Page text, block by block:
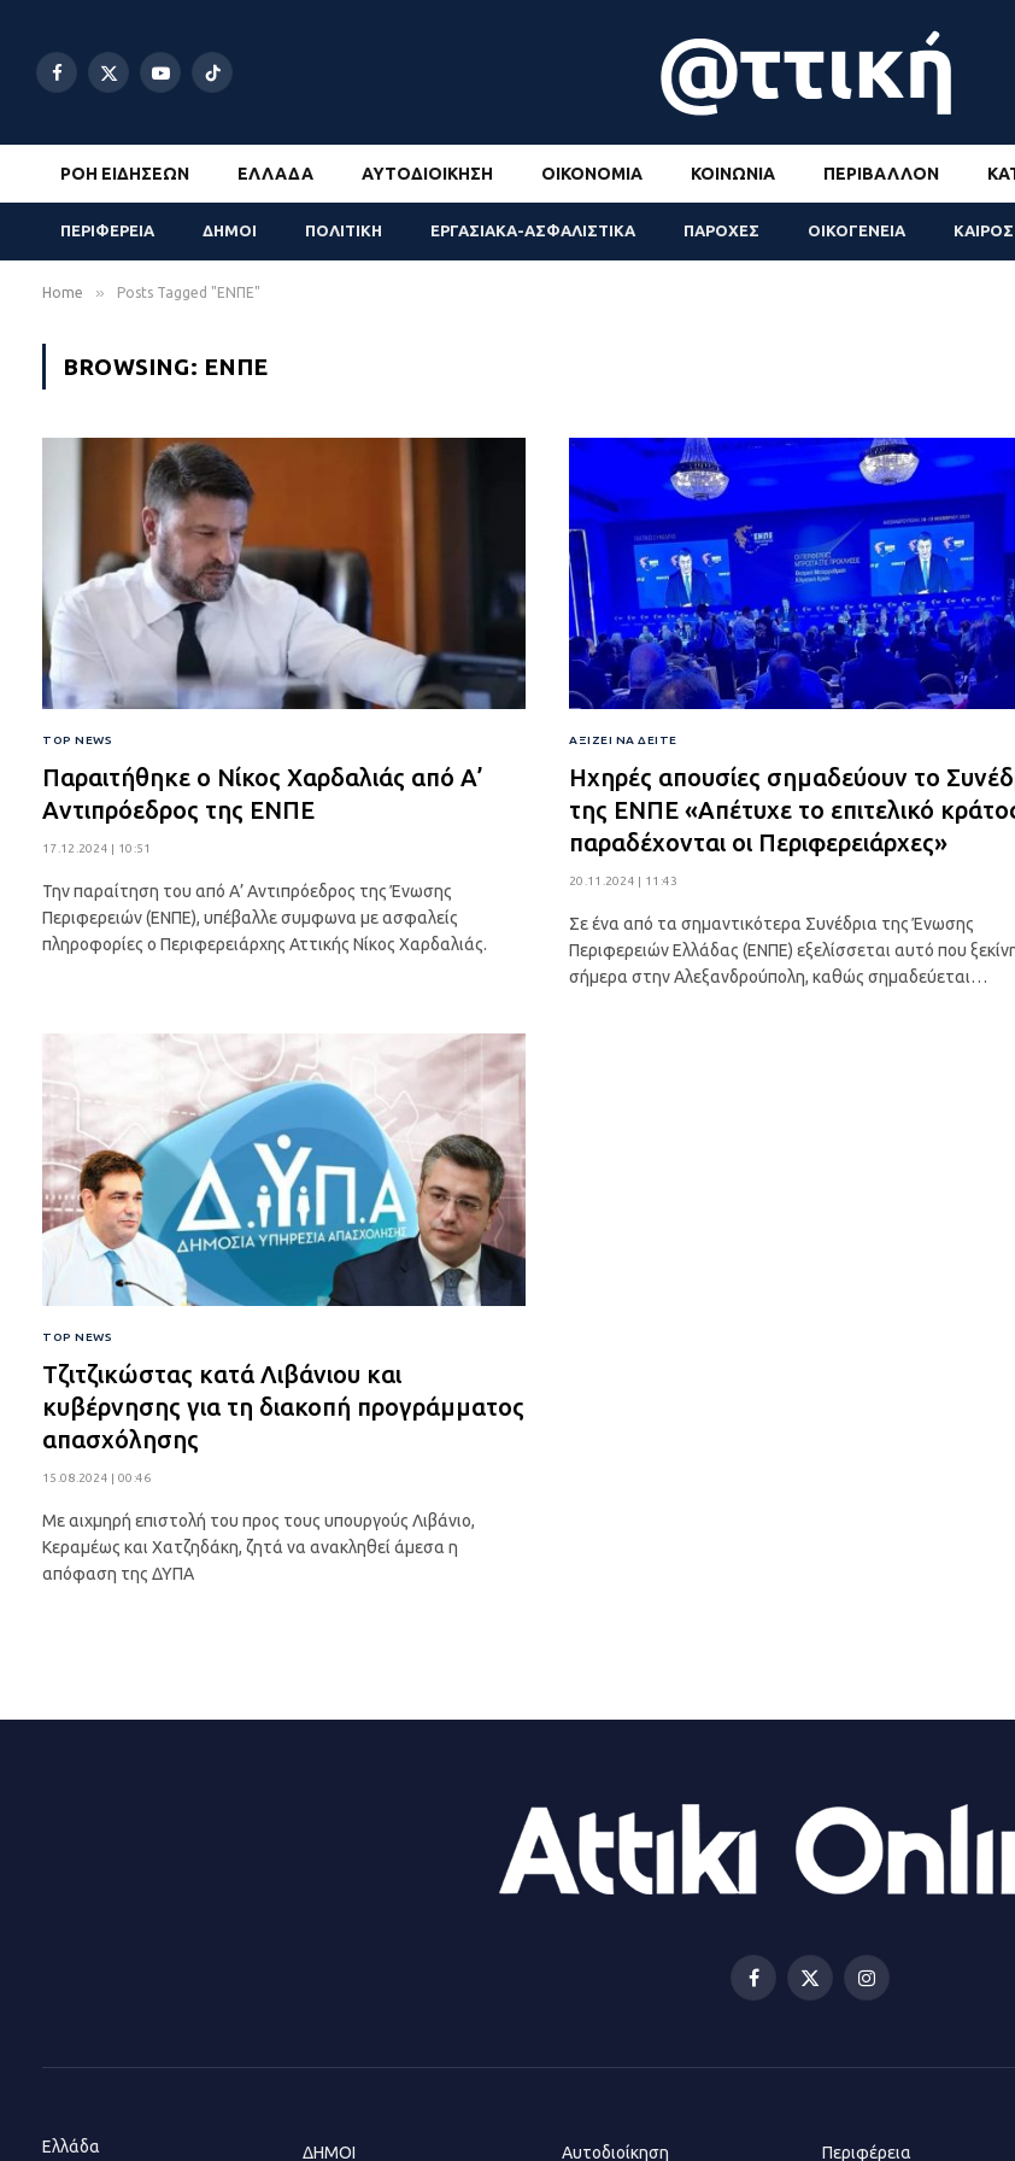
Facebook
X
YouTubeTikTok
ΡΟΉ ΕΙΔΉΣΕΩΝ ΕΛΛΆΔΑ ΑΥΤΟΔΙΟΊΚΗΣΗ ΟΙΚΟΝΟΜΊΑ ΚΟΙΝΩΝΊΑ ΠΕΡΙΒΆΛΛΟΝ
ΠΕΡΙΦΕΡΕΙΑ ΔΗΜΟΙ ΠΟΛΙΤΙΚΗ ΕΡΓΑΣΙΑΚΑ-ΑΣΦΑΛΙΣΤΙΚΑ ΠΑΡΟΧΕΣ ΟΙΚΟΓΕΝΕΙΑ ΚΑΙΡΟΣ
Home » Posts Tagged "ΕΝΠΕ"
BROWSING: ΕΝΠΕ
TOP NEWS
Παραιτήθηκε ο Νίκος Χαρδαλιάς από Α’
Αντιπρόεδρος της ΕΝΠΕ
17.12.2024 | 10:51
Την παραίτηση του από Α’ Αντιπρόεδρος της Ένωσης
Περιφερειών (ΕΝΠΕ), υπέβαλλε συμφωνα με ασφαλείς
πληροφορίες ο Περιφερειάρχης Αττικής Νίκος Χαρδαλιάς.
ΑΞΊΖΕΙ ΝΑ ΔΕΊΤΕ
Ηχηρές απουσίες σημαδεύουν το
της ΕΝΠΕ «Απέτυχε το επιτελικό
παραδέχονται οι Περιφερειάρχες»
20.11.2024 | 11:43
Σε ένα από τα σημαντικότερα Συνέδρια της Ένωσης
Περιφερειών Ελλάδας (ΕΝΠΕ) εξελίσσεται αυτό που
σήμερα στην Αλεξανδρούπολη, καθώς σημαδεύεται…
TOP NEWS
Τζιτζικώστας κατά Λιβάνιου και
κυβέρνησης για τη διακοπή προγράμματος
απασχόλησης
15.08.2024 | 00:46
Με αιχμηρή επιστολή του προς τους υπουργούς Λιβάνιο,
Κεραμέως και Χατζηδάκη, ζητά να ανακληθεί άμεσα η
απόφαση της ΔΥΠΑ
Facebook
X
Instagram
Ελλάδα ΔΗΜΟΙ Αυτοδιοίκηση Περιφέρεια